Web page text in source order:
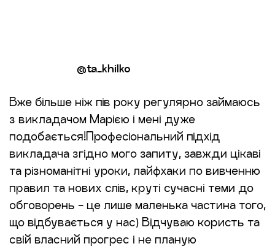
@ta_khilko
Вже більше ніж пів року регулярно займаюсь
з викладачом Марією і мені дуже
подобається!Професіональний підхід
викладача згідно мого запиту, завжди цікаві
та різноманітні уроки, лайфхаки по вивченню
правил та нових слів, круті сучасні теми до
обговорень - це лише маленька частина того,
що відбувається у нас) Відчуваю користь та
свій власний прогрес і не планую